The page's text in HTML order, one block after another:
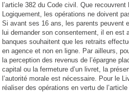
l’article 382 du Code civil. Que
Logiquement, les opérations ne doivent
Si avant ses 16 ans, les parents peuvent
lui demander son consentement, il en est
banques souhaitent que les retraits
en agence et non en ligne. Par ailleurs,
la perception des revenus de l’épargne
capital ou la fermeture d’un livret, la
l’autorité morale est nécessaire. Pour le
réaliser des opérations en vertu de